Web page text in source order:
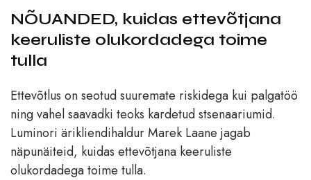
NÕUANDED, kuidas ettevõtjana
keeruliste olukordadega toime
tulla
Ettevõtlus on seotud suuremate riskidega kui palgatöö
ning vahel saavadki teoks kardetud stsenaariumid.
Luminori ärikliendihaldur Marek Laane jagab
näpunäiteid, kuidas ettevõtjana keeruliste
olukordadega toime tulla.